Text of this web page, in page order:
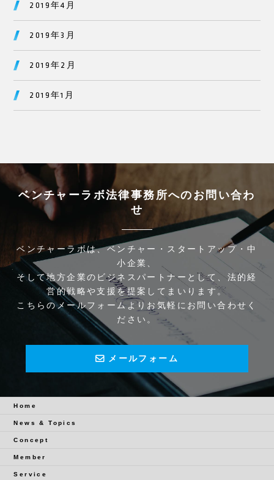
2019年4月
2019年3月
2019年2月
2019年1月
ベンチャーラボ法律事務所へのお問い合わ
せ
ベンチャーラボは、ベンチャー・スタートアップ・中
小企業、
そして地方企業のビジネスパートナーとして、法的経
営的戦略や支援を提案してまいります。
こちらのメールフォームよりお気軽にお問い合わせく
ださい。
メールフォーム
Home
News & Topics
Concept
Member
Service